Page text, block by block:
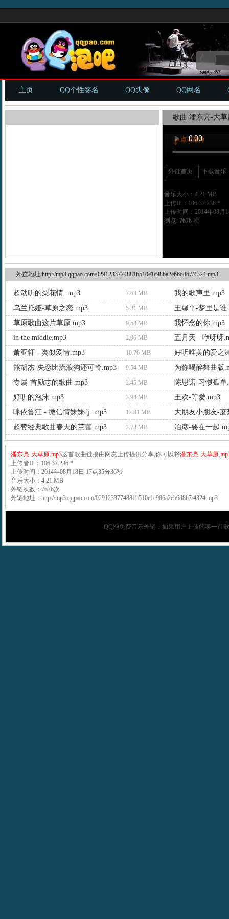
主页 QQ个性签名 QQ头像 QQ网名
歌曲:潘东亮-大草
外链首页 下载音乐
音乐大小：4.21 MB
上传IP：106.37.236.*
上传时间：2014年08月
浏览: 7676次
外连地址:http://mp3.qqpao.com/0291233774881b510e1c986a2eb6d8b7/4324.mp3
超动听的梨花情 .mp3 7.63 MB
我的歌声里.mp3
乌兰托娅-草原之恋.mp3
5.31 MB
王馨平-梦里是谁
草原歌曲这片草原.mp3
9.53 MB
我怀念的你.mp3
in the middle.mp3
2.96 MB
五月天 - 咿呀呀
萧亚轩 - 类似爱情.mp3
10.76 MB
好听唯美的爱之
熊胡杰-失恋比流浪狗还可怜.mp3
9.54 MB
为你喝醉舞曲版
专属-首励志的歌曲.mp3
2.45 MB
陈思诺-习惯孤单
好听的泡沫.mp3
3.93 MB
王欢-等爱.mp3
咪依鲁江 - 微信情妹妹dj .mp3
12.81 MB
大朋友小朋友-蘑
超赞经典歌曲春天的芭蕾.mp3
3.73 MB 冶彦-要在一起
潘东亮-大草原.mp3这首歌曲链接由网友上传提供分享,你可以将潘东亮-大草原
上传者IP：106.37.236.*
上传时间：2014年08月18日 17点35分36秒
音乐大小：4.21 MB
外链次数：7676次
外链地址：http://mp3.qqpao.com/0291233774881b510e1c986a2eb6d8b7/4324.mp3
QQ泡免费音乐外链，如果用户上传的某一首